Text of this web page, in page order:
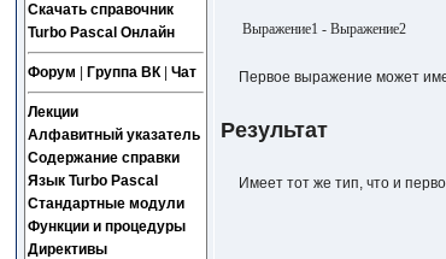
Скачать справочник
Turbo Pascal Онлайн
Форум Группа ВК|Чат
Лекции
Алфавитный указатель
Содержание справки
Язык Turbo Pascal
Стандартные модули
Функции и процедуры
Директивы
Выражение1 - Выражение2
Первое выражение может
Результат
Имеет тот же тип, что и